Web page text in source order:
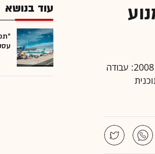
כדי להתמודד עם השלכות נגיף הקורונה, גרמניה ממחזרת פתרון יצירתי שהוכיח את עצמו במשבר של 2008: עבודה
התוכנית
עוד בנושא